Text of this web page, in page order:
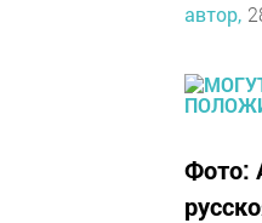
автор,
Фото: